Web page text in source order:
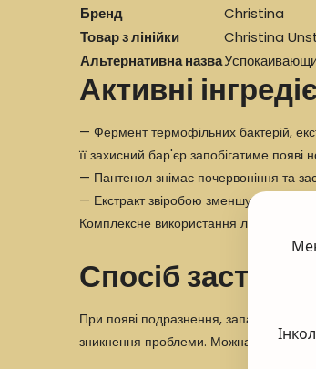
Бренд
Christina
Товар з лінійки
Christina
Альтернативна назва
Активні
— Фермент термофільних бактерій,
її захисний бар'єр запобігатиме
— Пантенол знімає почервоніння та
— Екстракт звіробою зменшує
Комплексне використання лінійки
Спосіб
При появі подразнення, запалення
зникнення проблеми. Можна